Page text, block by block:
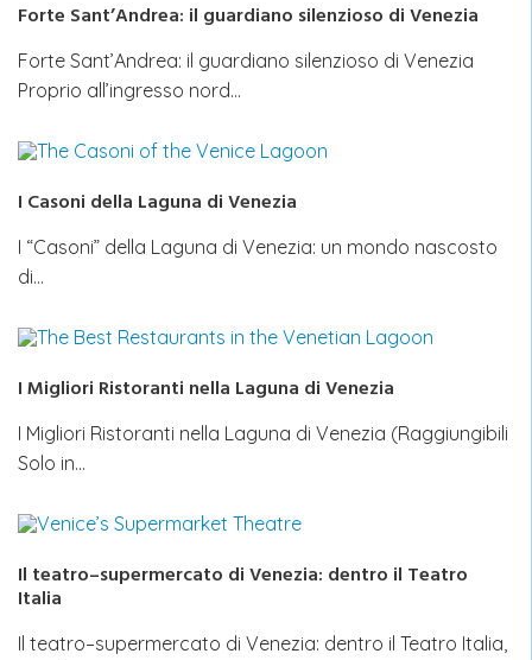
Forte Sant’Andrea: il guardiano silenzioso di Venezia
Forte Sant’Andrea: il guardiano silenzioso di Venezia
Proprio all’ingresso nord…
I Casoni della Laguna di Venezia
I “Casoni” della Laguna di Venezia: un mondo nascosto
di…
I Migliori Ristoranti nella Laguna di Venezia
I Migliori Ristoranti nella Laguna di Venezia (Raggiungibili
Solo in…
Il teatro–supermercato di Venezia: dentro il Teatro
Italia
Il teatro–supermercato di Venezia: dentro il Teatro Italia,